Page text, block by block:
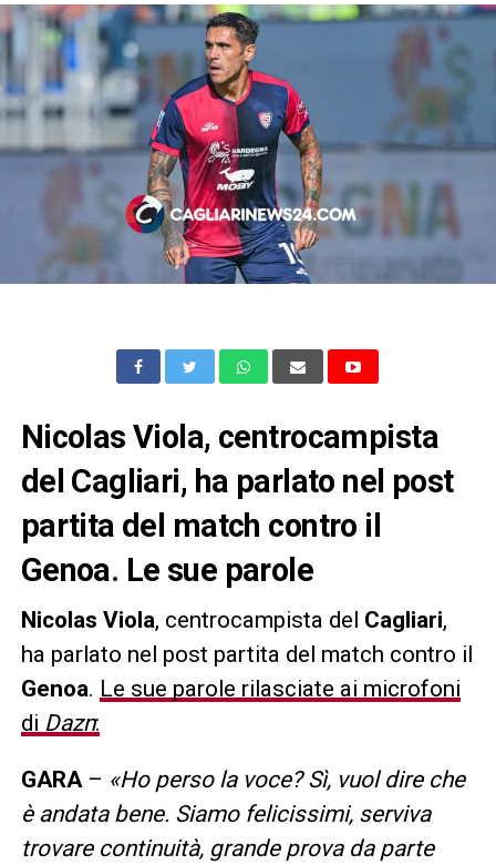
Nicolas Viola, centrocampista
del Cagliari, ha parlato nel post
partita del match contro il
Genoa. Le sue parole
Nicolas Viola, centrocampista del Cagliari,
ha parlato nel post partita del match contro il
Genoa. Le sue parole rilasciate ai microfoni
di Dazn:
GARA– «Ho perso la voce? Sì, vuol dire che
è andata bene. Siamo felicissimi, serviva
trovare continuità, grande prova da parte